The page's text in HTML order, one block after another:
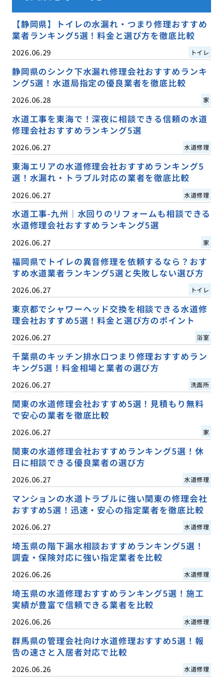
【静岡県】トイレの水漏れ・つまり修理おすすめ
業者ランキング5選！料金と選び方を徹底比較
2026.06.29 トイレ
静岡県のシンク下水漏れ修理会社おすすめランキ
ング5選！水道局指定の優良業者を徹底比較
2026.06.28 家
水道工事を東海で！深夜に相談できる信頼の水道
修理会社おすすめランキング5選
2026.06.27 水道修理
東海エリアの水道修理会社おすすめランキング5
選！水漏れ・トラブル対応の業者を徹底比較
2026.06.27 水道修理
水道工事-九州｜水回りのリフォームも相談できる
水道修理会社おすすめランキング5選
2026.06.27 家
福岡県でトイレの異音修理を依頼するなら？おす
すめ水道業者ランキング5選と失敗しない選び方
2026.06.27 トイレ
東京都でシャワーヘッド交換を相談できる水道修
理会社おすすめ5選！料金と選び方のポイント
2026.06.27 浴室
千葉県のキッチン排水口つまり修理おすすめラン
キング5選！料金相場と業者の選び方
2026.06.27 洗面所
関東の水道修理会社おすすめ5選！見積もり無料
で安心の業者を徹底比較
2026.06.27 家
関東の水道修理会社おすすめランキング5選！休
日に相談できる優良業者の選び方
2026.06.27 水道修理
マンションの水道トラブルに強い関東の修理会社
おすすめ5選！迅速・安心の指定業者を徹底比較
2026.06.27 水道修理
埼玉県の階下漏水相談おすすめランキング5選！
調査・保険対応に強い指定業者を比較
2026.06.26 水道修理
埼玉県の水道修理おすすめランキング5選！施工
実績が豊富で信頼できる業者を比較
2026.06.26 水道修理
群馬県の管理会社向け水道修理おすすめ5選！報
告の速さと入居者対応で比較
2026.06.26 水道修理